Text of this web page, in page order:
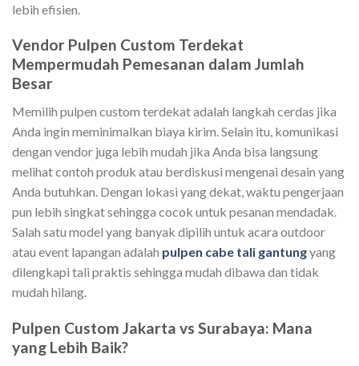
lebih efisien.
Vendor Pulpen Custom Terdekat
Mempermudah Pemesanan dalam Jumlah
Besar
Memilih pulpen custom terdekat adalah langkah cerdas jika
Anda ingin meminimalkan biaya kirim. Selain itu, komunikasi
dengan vendor juga lebih mudah jika Anda bisa langsung
melihat contoh produk atau berdiskusi mengenai desain yang
Anda butuhkan. Dengan lokasi yang dekat, waktu pengerjaan
pun lebih singkat sehingga cocok untuk pesanan mendadak.
Salah satu model yang banyak dipilih untuk acara outdoor
atau event lapangan adalah pulpen cabe tali gantungyang
dilengkapi tali praktis sehingga mudah dibawa dan tidak
mudah hilang.
Pulpen Custom Jakarta vs Surabaya: Mana
yang Lebih Baik?